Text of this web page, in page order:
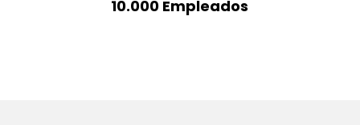
10.000 Empleados